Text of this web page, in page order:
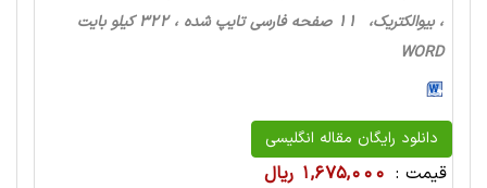
، بیوالکتریک، 11 صفحه فارسی تایپ شده ، 322 کیلو بایت
WORD
دانلود رایگان مقاله انگلیسی
قیمت : 1,675,000 ریال